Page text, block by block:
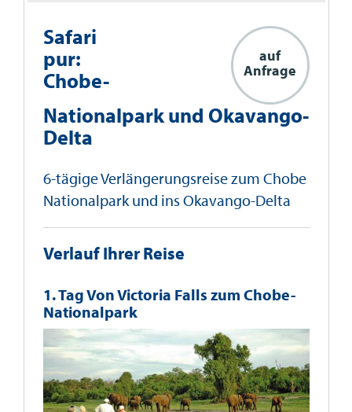
auf
Anfrage
Safari
pur:
Chobe-
Nationalpark und Okavango-
Delta
6-tägige Verlängerungsreise zum Chobe
Nationalpark und ins Okavango-Delta
Verlauf Ihrer Reise
1. Tag Von Victoria Falls zum Chobe-
Nationalpark